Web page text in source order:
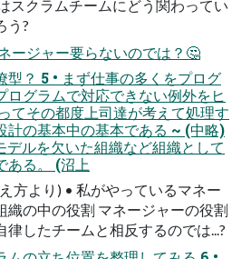
スクラムチームにどう関わってい
う?
ージャー要らないのでは？🤔
型？ 5 • まず仕事の多くをプログ
ログラムで対応できない例外をヒ
てその都度上司達が考えて処理す
計の基本中の基本である ~ (中略)
デルを欠いた組織など組織として
ある。 (沼上
方より) • 私がやっているマネー
織の中の役割 マネージャーの役割
律したチームと相反するのでは...?